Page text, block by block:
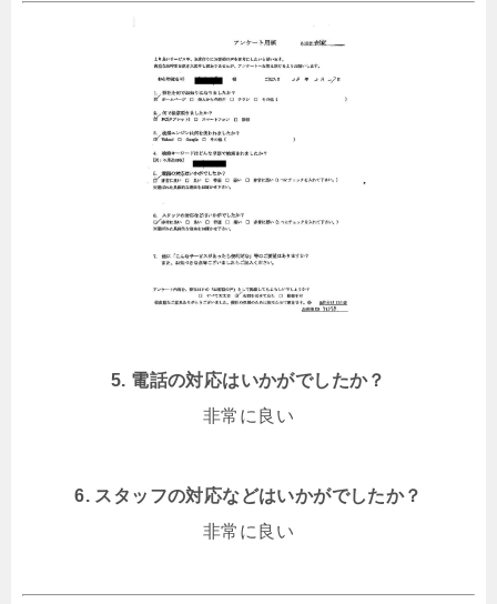
5. 電話の対応はいかがでしたか？
非常に良い
6. スタッフの対応などはいかがでしたか？
非常に良い